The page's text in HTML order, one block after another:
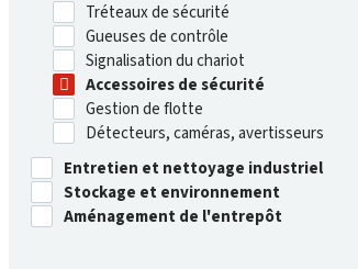
Tréteaux de sécurité
Gueuses de contrôle
Signalisation du chariot
Accessoires de sécurité
Gestion de flotte
Détecteurs, caméras, avertisseurs
Entretien et nettoyage industriel
Stockage et environnement
Aménagement de l'entrepôt